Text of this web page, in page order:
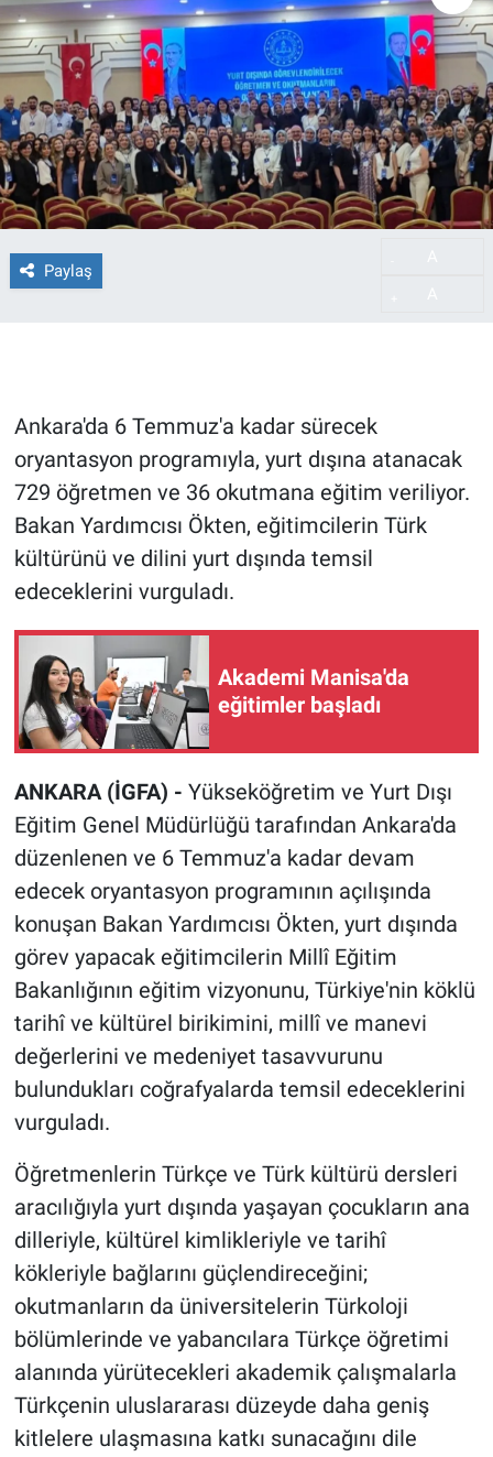
Paylaş
Ankara'da 6 Temmuz'a kadar sürecek
oryantasyon programıyla, yurt dışına atanacak
729 öğretmen ve 36 okutmana eğitim veriliyor.
Bakan Yardımcısı Ökten, eğitimcilerin Türk
kültürünü ve dilini yurt dışında temsil
edeceklerini vurguladı.
Akademi Manisa'da
eğitimler başladı
ANKARA (İGFA) - Yükseköğretim ve Yurt Dışı
Eğitim Genel Müdürlüğü tarafından Ankara'da
düzenlenen ve 6 Temmuz'a kadar devam
edecek oryantasyon programının açılışında
konuşan Bakan Yardımcısı Ökten, yurt dışında
görev yapacak eğitimcilerin Millî Eğitim
Bakanlığının eğitim vizyonunu, Türkiye'nin köklü
tarihî ve kültürel birikimini, millî ve manevi
değerlerini ve medeniyet tasavvurunu
bulundukları coğrafyalarda temsil edeceklerini
vurguladı.
Öğretmenlerin Türkçe ve Türk kültürü dersleri
aracılığıyla yurt dışında yaşayan çocukların ana
dilleriyle, kültürel kimlikleriyle ve tarihî
kökleriyle bağlarını güçlendireceğini;
okutmanların da üniversitelerin Türkoloji
bölümlerinde ve yabancılara Türkçe öğretimi
alanında yürütecekleri akademik çalışmalarla
Türkçenin uluslararası düzeyde daha geniş
kitlelere ulaşmasına katkı sunacağını dile